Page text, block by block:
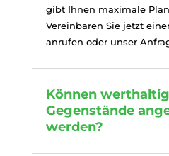
gibt Ihnen maximale
Vereinbaren Sie jetzt
anrufen oder unser
Können
Gegenstände
werden?